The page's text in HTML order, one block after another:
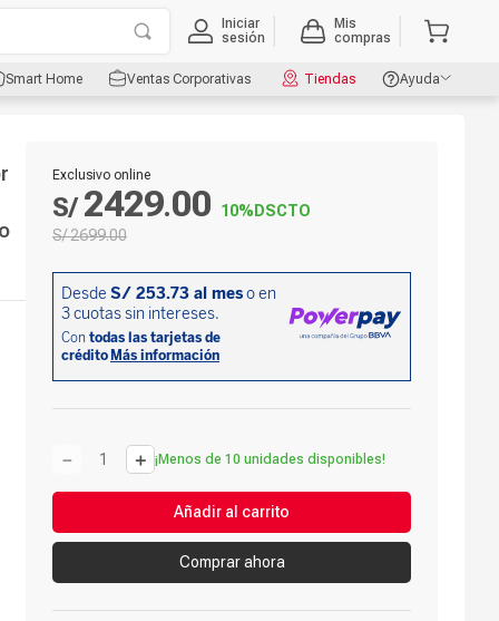
Iniciar
sesión
Mis
compras
Smart Home Ventas Corporativas Tiendas
Ayuda
Exclusivo online
S/ 2429.00 10% DSCTO
S/2699.00
＋
－ ¡Menos de 10 unidades disponibles!
Añadir al carrito
Comprar ahora